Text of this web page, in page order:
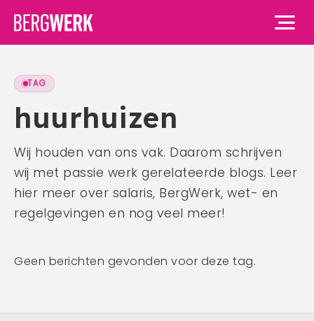
Home
Voor werknemers
Voor werknemers
BergWerk Academie
Voor werkgevers
Waarom BergWerk
Over ons
TAG
huurhuizen
Wij houden van ons vak. Daarom schrijven
wij met passie werk gerelateerde blogs. Leer
hier meer over salaris, BergWerk, wet- en
regelgevingen en nog veel meer!
Geen berichten gevonden voor deze tag.